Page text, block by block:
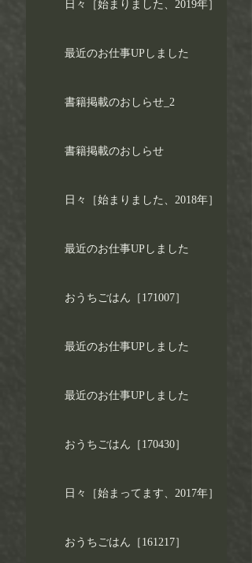
日々［始まりました、2019年］
最近のお仕事UPしました
書籍掲載のおしらせ_2
書籍掲載のおしらせ
日々［始まりました、2018年］
最近のお仕事UPしました
おうちごはん［171007］
最近のお仕事UPしました
最近のお仕事UPしました
おうちごはん［170430］
日々［始まってます、2017年］
おうちごはん［161217］